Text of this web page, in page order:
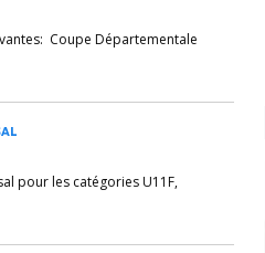
Coupe Départementale
pour les catégories U11F,